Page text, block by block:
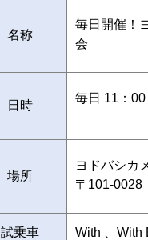
名称
毎日開催！
会
日時
毎日 11：
場所
ヨドバシカ
〒101-
試乗車 With With